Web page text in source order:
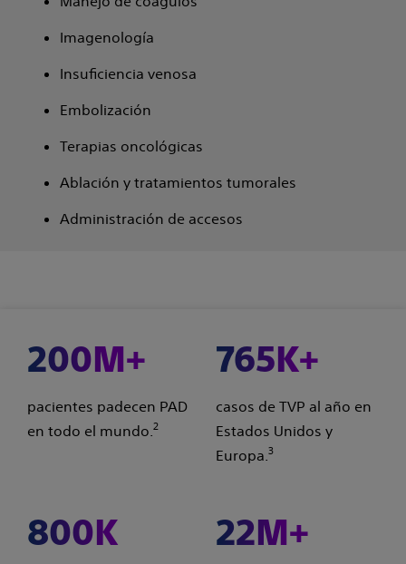
Imagenología
Insuficiencia venosa
Embolización
Terapias oncológicas
Ablación y tratamientos tumorales
Administración de accesos
200M+
pacientes padecen PAD
en todo el mundo.2
765K+
casos de TVP al año en
Estados Unidos y
Europa.3
800K 22M+